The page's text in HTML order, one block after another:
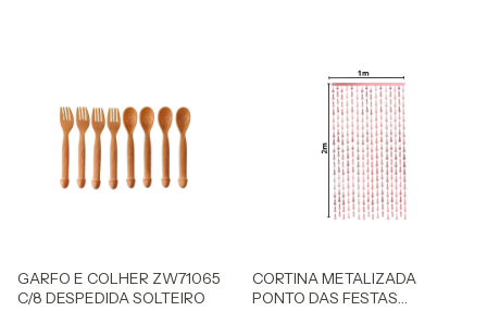
GARFO E COLHER ZW71065
C/8 DESPEDIDA SOLTEIRO
CORTINA METALIZADA
PONTO DAS FESTAS